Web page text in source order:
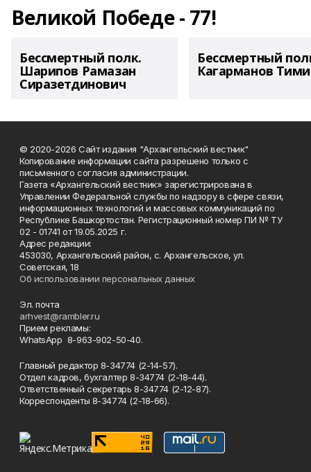
Великой Победе - 77!
Бессмертный полк.
Шарипов Рамазан
Сиразетдинович
Бессмертный
Кагарманов
© 2020-2026 Сайт издания "Архангельский вестник"
Копирование информации сайта разрешено только с
письменного согласия администрации.
Газета «Архангельский вестник» зарегистрирована в
Управлении Федеральной службы по надзору в сфере связи,
информационных технологий и массовых коммуникаций по
Республике Башкортостан. Регистрационный номер ПИ № ТУ
02 - 01741 от 19.05.2025 г.
Адрес редакции:
453030, Архангельский район, с. Архангельское, ул.
Советская, 18
Об использовании персональных данных
Эл. почта
arhvest@rambler.ru
Прием рекламы:
WhatsApp 8-963-902-50-40.
Главный редактор 8-34774 (2-14-57).
Отдел кадров, бухгалтер 8-34774 (2-18-44).
Ответственный секретарь 8-34774 (2-12-87).
Корреспонденты 8-34774 (2-18-66).